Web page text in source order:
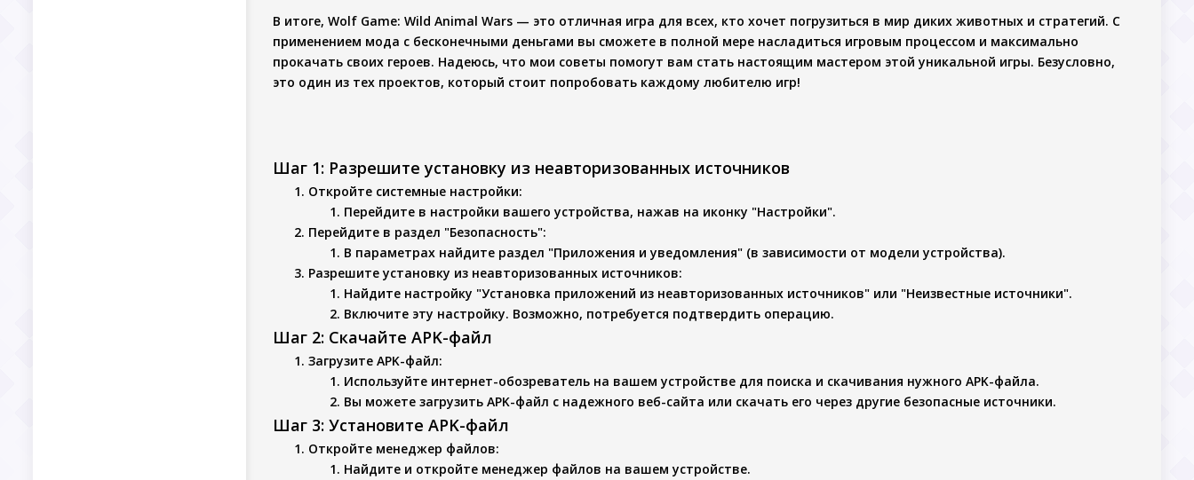
В итоге, Wolf Game: Wild Animal Wars — это отличная игра для всех, кто хочет погрузиться в мир диких животных и стратегий. С
применением мода с бесконечными деньгами вы сможете в полной мере насладиться игровым процессом и максимально
прокачать своих героев. Надеюсь, что мои советы помогут вам стать настоящим мастером этой уникальной игры. Безусловно,
это один из тех проектов, который стоит попробовать каждому любителю игр!
Шаг 1: Разрешите установку из неавторизованных источников
Откройте системные настройки:
Перейдите в настройки вашего устройства, нажав на иконку "Настройки".
Перейдите в раздел "Безопасность":
В параметрах найдите раздел "Приложения и уведомления" (в зависимости от модели устройства).
Разрешите установку из неавторизованных источников:
Найдите настройку "Установка приложений из неавторизованных источников" или "Неизвестные источники".
Включите эту настройку. Возможно, потребуется подтвердить операцию.
Шаг 2: Скачайте APK-файл
Загрузите APK-файл:
Используйте интернет-обозреватель на вашем устройстве для поиска и скачивания нужного APK-файла.
Вы можете загрузить APK-файл с надежного веб-сайта или скачать его через другие безопасные источники.
Шаг 3: Установите APK-файл
Откройте менеджер файлов:
Найдите и откройте менеджер файлов на вашем устройстве.